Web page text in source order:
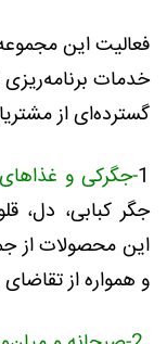
فعالیت این
خدمات
گسترده‌ای از
1-جگرکی و
جگر کبابی، دل،
این محصولات از
و همواره از تقاضای